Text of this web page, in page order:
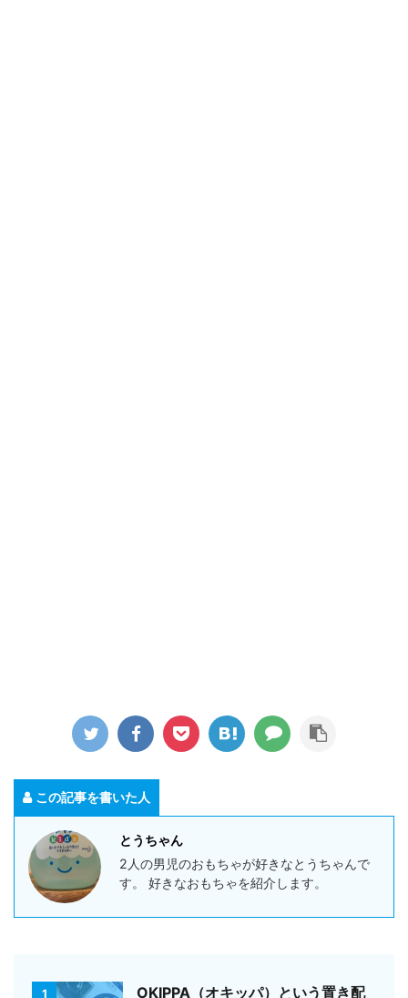
この記事を書いた人
とうちゃん
2人の男児のおもちゃが好きなとうちゃんで
す。 好きなおもちゃを紹介します。
1
OKIPPA（オキッパ）という置き配